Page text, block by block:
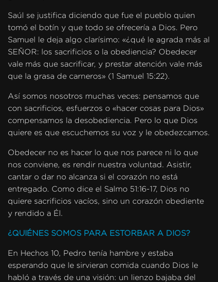
Saúl se justifica diciendo que fue el pueblo quien
tomó el botín y que todo se ofrecería a Dios. Pero
Samuel le deja algo clarísimo: «¿qué le agrada más al
SEÑOR: los sacrificios o la obediencia? Obedecer
vale más que sacrificar, y prestar atención vale más
que la grasa de carneros» (1 Samuel 15:22).
Así somos nosotros muchas veces: pensamos que
con sacrificios, esfuerzos o «hacer cosas para Dios»
compensamos la desobediencia. Pero lo que Dios
quiere es que escuchemos su voz y le obedezcamos.
Obedecer no es hacer lo que nos parece ni lo que
nos conviene, es rendir nuestra voluntad. Asistir,
cantar o dar no alcanza si el corazón no está
entregado. Como dice el Salmo 51:16-17, Dios no
quiere sacrificios vacíos, sino un corazón obediente
y rendido a Él.
¿QUIÉNES SOMOS PARA ESTORBAR A DIOS?
En Hechos 10, Pedro tenía hambre y estaba
esperando que le sirvieran comida cuando Dios le
habló a través de una visión: un lienzo bajaba del